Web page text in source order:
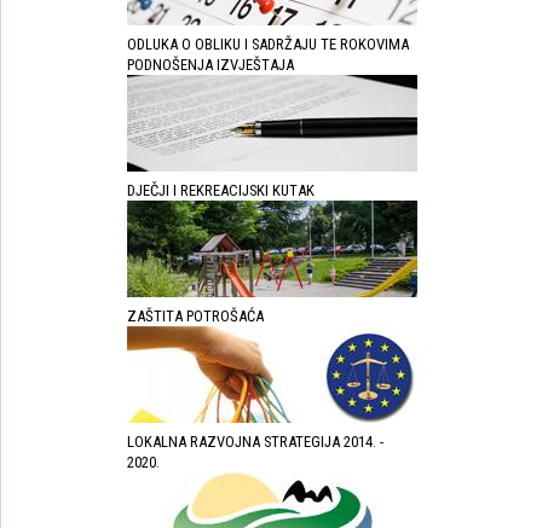
ODLUKA O OBLIKU I SADRŽAJU TE ROKOVIMA
PODNOŠENJA IZVJEŠTAJA
DJEČJI I REKREACIJSKI KUTAK
ZAŠTITA POTROŠAĆA
LOKALNA RAZVOJNA STRATEGIJA 2014. -
2020.